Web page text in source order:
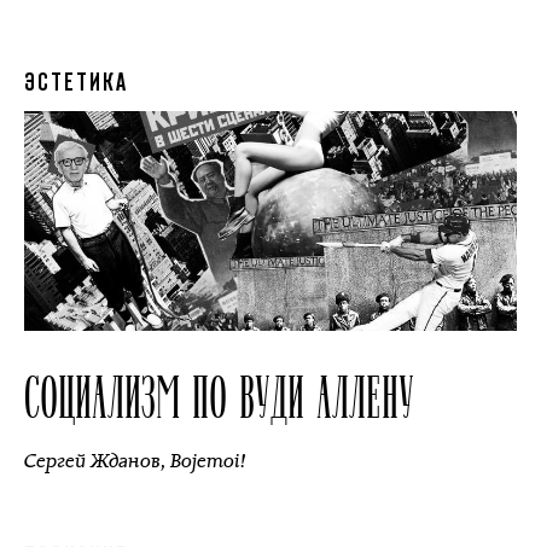
ЭСТЕТИКА
СОЦИАЛИЗМ ПО ВУДИ АЛЛЕНУ
Сергей Жданов,Bojemoi!